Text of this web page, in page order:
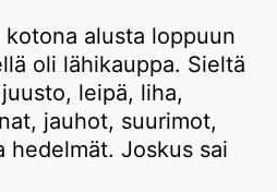
alusta loppuun
oli lähikauppa. Sieltä
leipä, liha,
jauhot, suurimot,
hedelmät. Joskus sai